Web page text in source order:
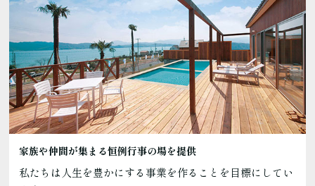
家族や仲間が集まる恒例行事の場を提供
私たちは人生を豊かにする事業を作ることを目標にしてい